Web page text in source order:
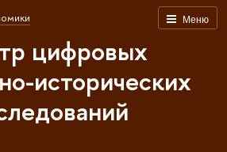
Меню
цифровых
исторических